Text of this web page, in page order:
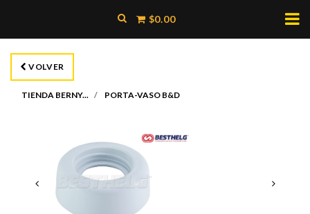
$0.00
VOLVER
TIENDA BERNY... PORTA-VASO B&D